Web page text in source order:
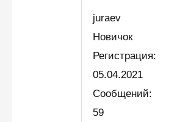
juraev
Новичок
Регистрация:
05.04.2021
Сообщений:
59